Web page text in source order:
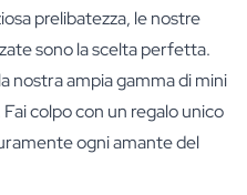
prelibatezza, le nostre
sono la scelta perfetta.
nostra ampia gamma di mini
colpo con un regalo unico
ogni amante del